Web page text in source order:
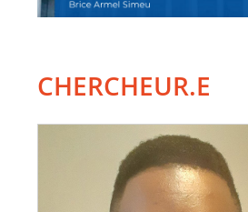
CHERCHEUR.E